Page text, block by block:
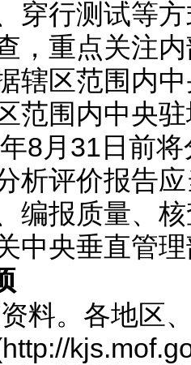
穿行测试等
，重点关注
辖区范围内
范围内中央
8月31日前
析评价报告
编报质量、
中央垂直管
料。各地区